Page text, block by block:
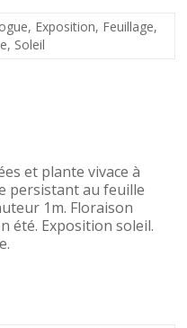
, Exposition, Feuillage,
, Soleil
et plante vivace à
persistant au feuille
1m. Floraison
été. Exposition soleil.